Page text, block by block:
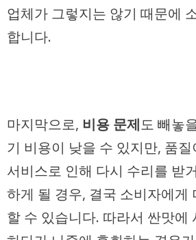
업체가 그렇지는 않기 때문에
합니다.
마지막으로, 비용 문제도 빼놓
기 비용이 낮을 수 있지만, 품
서비스로 인해 다시 수리를 받
하게 될 경우, 결국 소비자에게
할 수 있습니다. 따라서 싼맛에